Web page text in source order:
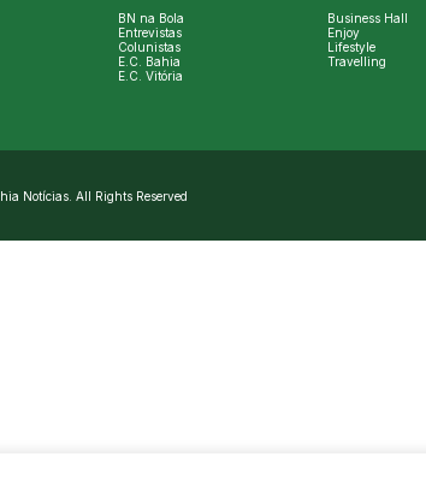
BN na Bola
Entrevistas
Colunistas
E.C. Bahia
E.C. Vitória
Business Hall
Enjoy
Lifestyle
Travelling
Notícias. All Rights Reserved